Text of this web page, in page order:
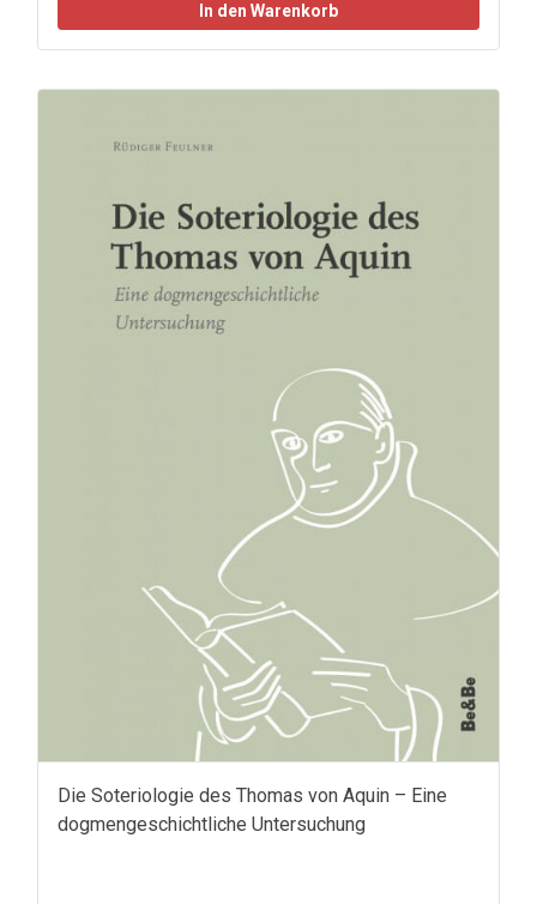
In den Warenkorb
Die Soteriologie des Thomas von Aquin – Eine
dogmengeschichtliche Untersuchung